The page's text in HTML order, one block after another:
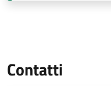
Contatti